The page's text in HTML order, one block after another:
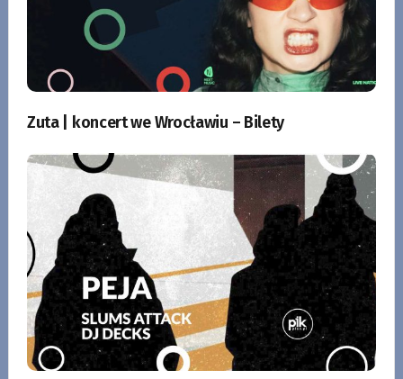
Zuta | koncert we Wrocławiu – Bilety